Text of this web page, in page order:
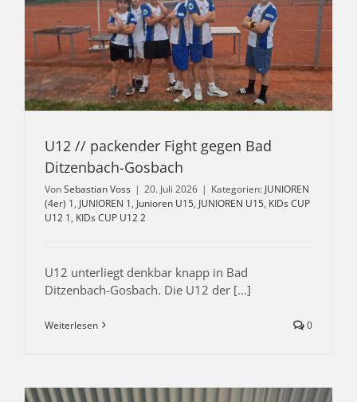
U12 // packender Fight gegen Bad
Ditzenbach-Gosbach
VonSebastian Voss | 20. Juli 2026 | Kategorien: JUNIOREN
(4er) 1, JUNIOREN 1, Junioren U15, JUNIOREN U15, KIDs CUP
U12 1, KIDs CUP U12 2
U12 unterliegt denkbar knapp in Bad
Ditzenbach-Gosbach. Die U12 der [...]
Weiterlesen 0